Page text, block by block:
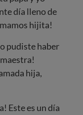
día lleno de
hijita!
pudiste haber
hija,
Este es un día